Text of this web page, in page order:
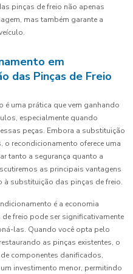
pinças de freio não apenas
mas também garante a
em
das Pinças de Freio
é uma prática que vem ganhando
especialmente quando
peças. Embora a substituição
recondicionamento oferece uma
tanto a segurança quanto a
as principais vantagens
à substituição das pinças de freio.
é a economia
freio pode ser significativamente
las. Quando você opta pelo
as pinças existentes, o
componentes danificados,
investimento menor, permitindo